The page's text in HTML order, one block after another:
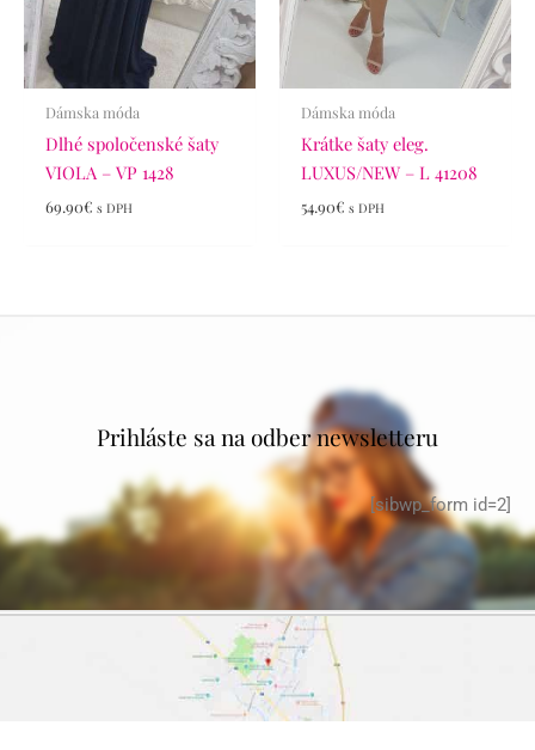
Dámska móda
Dlhé spoločenské šaty
VIOLA – VP 1428
69.90€ s DPH
Dámska móda
Krátke šaty eleg.
LUXUS/NEW – L 41208
54.90€ s DPH
Prihláste sa na odber newsletteru
[sibwp_form id=2]